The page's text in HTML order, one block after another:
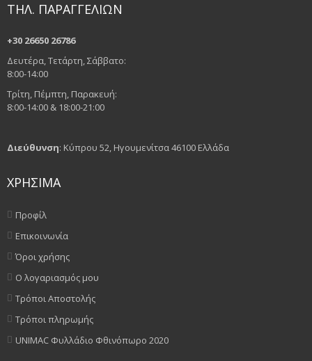
ΤΗΛ. ΠΑΡΑΓΓΕΛΙΩΝ
+30 26650 26786
Δευτέρα, Τετάρτη, Σάββατο:
8:00-14:00
Τρίτη, Πέμπτη, Παρακευή:
8:00-14:00 & 18:00-21:00
Διεύθυνση: Κύπρου 52, Ηγουμενίτσα 46100 Ελλάδα
ΧΡΗΣΙΜΑ
Προφίλ
Επικοινωνία
Όροι χρήσης
Ο λογαριασμός μου
Τρόποι Αποστολής
Τρόποι πληρωμής
UNIMAC Φυλλάδιο Φθινόπωρο 2020